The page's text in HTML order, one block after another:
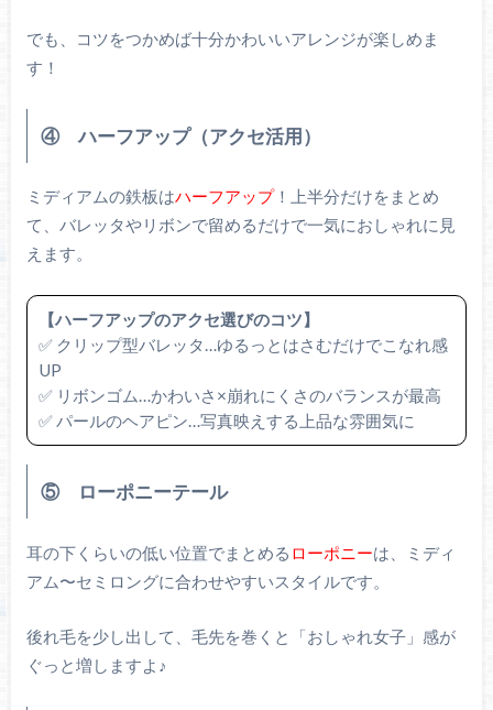
でも、コツをつかめば十分かわいいアレンジが楽しめま
す！
④ ハーフアップ（アクセ活用）
ミディアムの鉄板はハーフアップ！上半分だけをまとめ
て、バレッタやリボンで留めるだけで一気におしゃれに見
えます。
【ハーフアップのアクセ選びのコツ】
✅ クリップ型バレッタ…ゆるっとはさむだけでこなれ感
UP
✅ リボンゴム…かわいさ×崩れにくさのバランスが最高
✅ パールのヘアピン…写真映えする上品な雰囲気に
⑤ ローポニーテール
耳の下くらいの低い位置でまとめる ローポニーは、ミディ
アム〜セミロングに合わせやすいスタイルです。
後れ毛を少し出して、毛先を巻くと「おしゃれ女子」感が
ぐっと増しますよ♪